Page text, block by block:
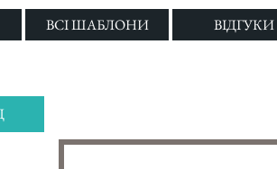
ВСІ ШАБЛОНИ ВІДГУКИ